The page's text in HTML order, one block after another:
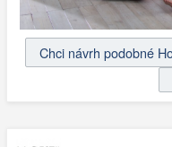
Chci návrh podobné